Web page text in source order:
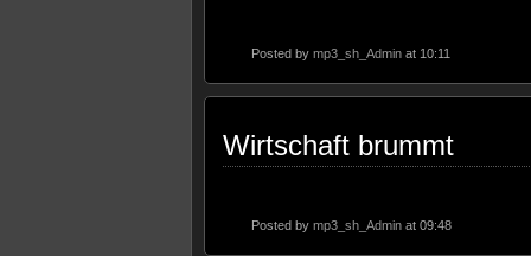
Posted by mp3_sh_Admin at 10:11
Wirtschaft brummt
Posted by mp3_sh_Admin at 09:48